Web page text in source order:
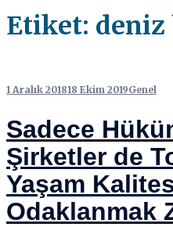
Etiket: deniz
1 Aralık 201818 Ekim 2019Genel
Sadece
Şirketler de
Yaşam
Odaklanmak